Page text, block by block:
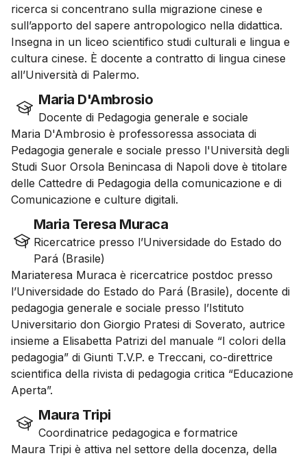
ricerca si concentrano sulla migrazione cinese e
sull’apporto del sapere antropologico nella didattica.
Insegna in un liceo scientifico studi culturali e lingua e
cultura cinese. È docente a contratto di lingua cinese
all’Università di Palermo.
Maria D'Ambrosio
Docente di Pedagogia generale e sociale
Maria D'Ambrosio è professoressa associata di
Pedagogia generale e sociale presso l'Università degli
Studi Suor Orsola Benincasa di Napoli dove è titolare
delle Cattedre di Pedagogia della comunicazione e di
Comunicazione e culture digitali.
Maria Teresa Muraca
Ricercatrice presso l’Universidade do Estado do
Pará (Brasile)
Mariateresa Muraca è ricercatrice postdoc presso
l’Universidade do Estado do Pará (Brasile), docente di
pedagogia generale e sociale presso l’Istituto
Universitario don Giorgio Pratesi di Soverato, autrice
insieme a Elisabetta Patrizi del manuale “I colori della
pedagogia” di Giunti T.V.P. e Treccani, co-direttrice
scientifica della rivista di pedagogia critica “Educazione
Aperta”.
Maura Tripi
Coordinatrice pedagogica e formatrice
Maura Tripi è attiva nel settore della docenza, della